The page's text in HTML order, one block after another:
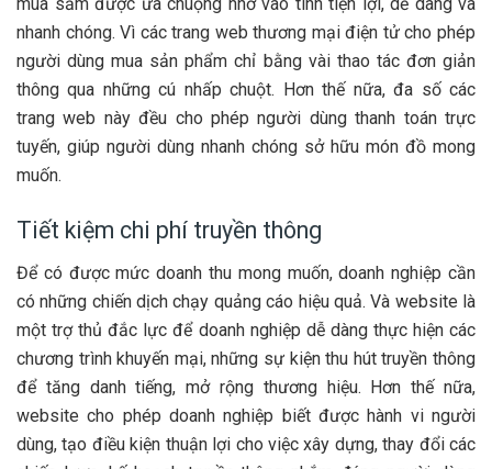
mua sắm được ưa chuộng nhờ vào tính tiện lợi, dễ dàng và
nhanh chóng. Vì các trang web thương mại điện tử cho phép
người dùng mua sản phẩm chỉ bằng vài thao tác đơn giản
thông qua những cú nhấp chuột. Hơn thế nữa, đa số các
trang web này đều cho phép người dùng thanh toán trực
tuyến, giúp người dùng nhanh chóng sở hữu món đồ mong
muốn.
Tiết kiệm chi phí truyền thông
Để có được mức doanh thu mong muốn, doanh nghiệp cần
có những chiến dịch chạy quảng cáo hiệu quả. Và website là
một trợ thủ đắc lực để doanh nghiệp dễ dàng thực hiện các
chương trình khuyến mại, những sự kiện thu hút truyền thông
để tăng danh tiếng, mở rộng thương hiệu. Hơn thế nữa,
website cho phép doanh nghiệp biết được hành vi người
dùng, tạo điều kiện thuận lợi cho việc xây dựng, thay đổi các